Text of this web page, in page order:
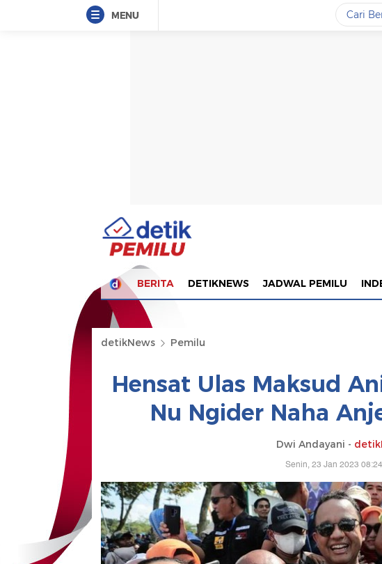
MENU
BERITA DETIKNEWS JADWAL PEMILU
detikNews Pemilu
Hensat Ulas Maksud
Nu Ngider Naha
Dwi Andayani -
Senin, 23 Jan 2023